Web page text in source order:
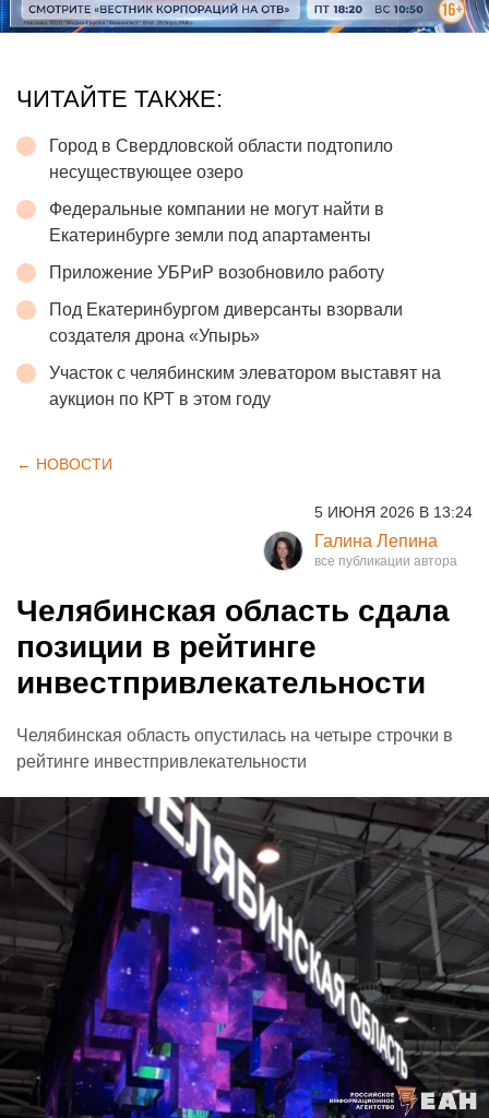
ЧИТАЙТЕ ТАКЖЕ:
Город в Свердловской области подтопило
несуществующее озеро
Федеральные компании не могут найти в
Екатеринбурге земли под апартаменты
Приложение УБРиР возобновило работу
Под Екатеринбургом диверсанты взорвали
создателя дрона «Упырь»
Участок с челябинским элеватором выставят на
аукцион по КРТ в этом году
← НОВОСТИ
5 ИЮНЯ 2026 В 13:24
Галина Лепина
Челябинская область сдала
позиции в рейтинге
инвестпривлекательности
Челябинская область опустилась на четыре строчки в
рейтинге инвестпривлекательности